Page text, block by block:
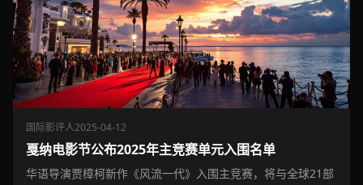
国际影评人2025-04-12
戛纳电影节公布2025年主竞赛单元入围名单
华语导演贾樟柯新作《风流一代》入围主竞赛，将与全球21部